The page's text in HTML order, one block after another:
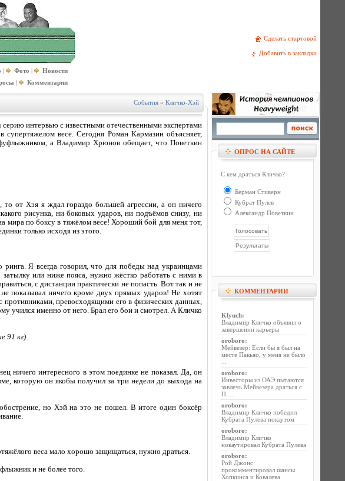
Сделать стартовой
Добавить в закладки
| Фото |
Новости
| Комментарии
События » Кличко-Хэй
интервью с известными отечественными экспертами
весе. Сегодня Роман Кармазин объясняет,
а Владимир Хрюнов обещает, что Поветкин
от Хэя я ждал гораздо большей агрессии, а он ничего
рисунка, ни боковых ударов, ни подъёмов снизу, ни
мира по боксу в тяжёлом весе! Хороший бой для меня тот,
только исходя из этого.
Я всегда говорил, что для победы над украинцами
затылку или ниже пояса, нужно жёстко работать с ними в
с дистанции практически не попасть. Вот так и не
показывал ничего кроме двух прямых ударов! Не хотят
противниками, превосходящими его в физических данных,
учился именно от него. Брал его бои и смотрел. А Кличко
91 кг)
ничего интересного в этом поединке не показал. Да, он
которую он якобы получил за три недели до выхода на
но Хэй на это не пошел. В итоге один боксёр
веса мало хорошо защищаться, нужно драться.
и не более того.
ОПРОС НА САЙТЕ
С кем драться Кличко?
Берман Стиверн
Кубрат Пулев
Александр Поветкин
КОММЕНТАРИИ
Klyuch:
Владимир Кличко объявил о
завершении карьеры
oroboro:
Мейвезер: Если бы я был на
месте Пакьяо, у меня не было
oroboro:
Инвесторы из ОАЭ пытаются
завлечь Мейвезера драться с
П ...
oroboro:
Владимир Кличко победил
Кубрата Пулева нокаутом
oroboro:
Владимир Кличко
нокаутировал Кубрата Пулева
oroboro:
Рой Джонс
прокомментировал шансы
Хопкинса и Ковалева